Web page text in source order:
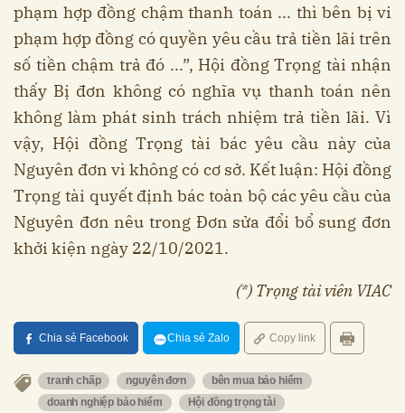
phạm hợp đồng chậm thanh toán ... thì bên bị vi
phạm hợp đồng có quyền yêu cầu trả tiền lãi trên
số tiền chậm trả đó ...”, Hội đồng Trọng tài nhận
thấy Bị đơn không có nghĩa vụ thanh toán nên
không làm phát sinh trách nhiệm trả tiền lãi. Vì
vậy, Hội đồng Trọng tài bác yêu cầu này của
Nguyên đơn vì không có cơ sở. Kết luận: Hội đồng
Trọng tài quyết định bác toàn bộ các yêu cầu của
Nguyên đơn nêu trong Đơn sửa đổi bổ sung đơn
khởi kiện ngày 22/10/2021.
(*) Trọng tài viên VIAC
Chia sẻ Facebook Chia sẻ Zalo Copy link
tranh chấp nguyên đơn
bên mua bảo hiểm
doanh nghiệp bảo hiểm
Hội đồng trọng tài